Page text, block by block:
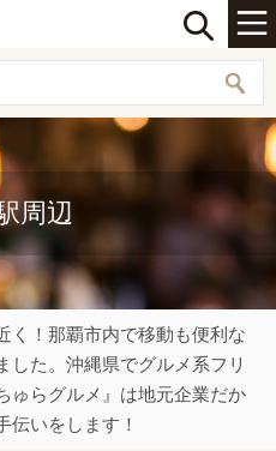
周辺
く！那覇市内で移動も便利な
した。沖縄県でグルメ系フリ
ゅらグルメ』は地元企業だか
伝いをします！